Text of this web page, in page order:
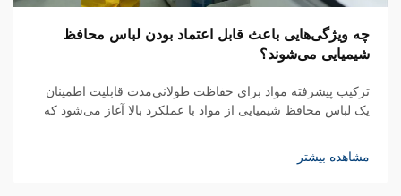
چه ویژگی‌هایی باعث قابل اعتماد بودن لباس محافظ
شیمیایی می‌شوند؟
ترکیب پیشرفته مواد برای حفاظت طولانی‌مدت قابلیت اطمینان
یک لباس محافظ شیمیایی از مواد با عملکرد بالا آغاز می‌شود که
تجربه در توسعه تجهیزات حفاظت فردی (PPE) صنعتی...
مشاهده بیشتر